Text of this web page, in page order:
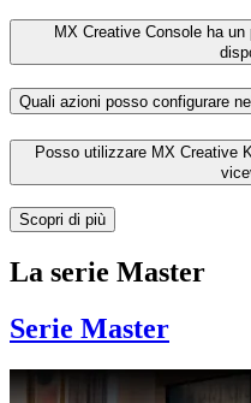
MX Creative Console ha
Quali azioni posso configurare
Posso utilizzare MX Creative
Scopri di più
La serie Master
Serie Master